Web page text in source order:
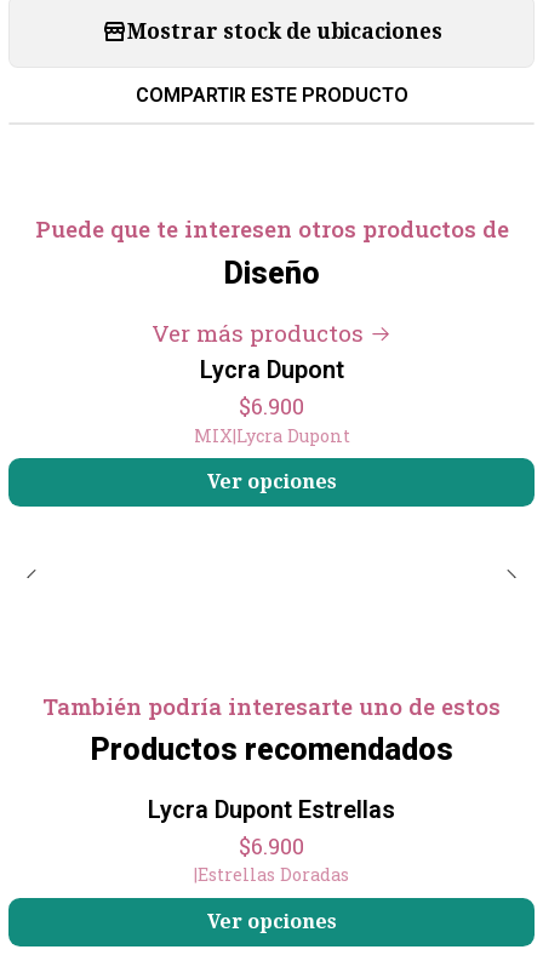
Mostrar stock de ubicaciones
COMPARTIR ESTE PRODUCTO
Puede que te interesen otros productos de
Diseño
Ver más productos
Lycra Dupont
$6.900
MIX|Lycra Dupont
Ver opciones
También podría interesarte uno de estos
Productos recomendados
Lycra Dupont Estrellas
$6.900
|Estrellas Doradas
Ver opciones